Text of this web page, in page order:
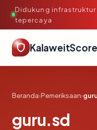
Didukung infrastruktur
tepercaya
KalaweitScore
Beranda›Pemeriksaan›
guru.sd